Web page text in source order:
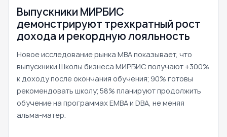
Выпускники МИРБИС
демонстрируют трехкратный рост
дохода и рекордную лояльность
Новое исследование рынка MBA показывает, что
выпускники Школы бизнеса МИРБИС получают +300%
к доходу после окончания обучения; 90% готовы
рекомендовать школу; 58% планируют продолжить
обучение на программах EMBA и DBA, не меняя
альма-матер.